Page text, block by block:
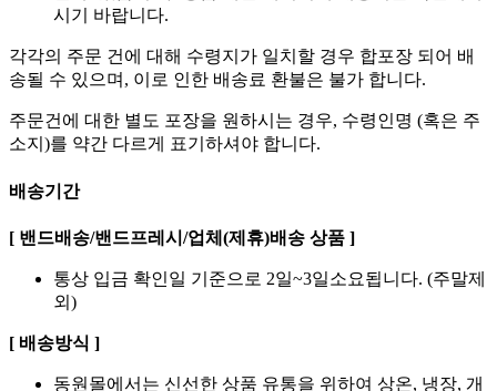
시기 바랍니다.
각각의 주문 건에 대해 수령지가 일치할 경우 합포장 되어 배
송될 수 있으며, 이로 인한 배송료 환불은 불가 합니다.
주문건에 대한 별도 포장을 원하시는 경우, 수령인명 (혹은 주
소지)를 약간 다르게 표기하셔야 합니다.
배송기간
[ 밴드배송/밴드프레시/업체(제휴)배송 상품 ]
통상 입금 확인일 기준으로 2일~3일소요됩니다. (주말제
외)
[ 배송방식 ]
동원몰에서는 신선한 상품 유통을 위하여 상온, 냉장, 개